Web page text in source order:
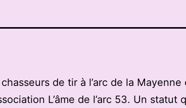
de tir à l’arc de la Mayenne
L’âme de l’arc 53. Un statut